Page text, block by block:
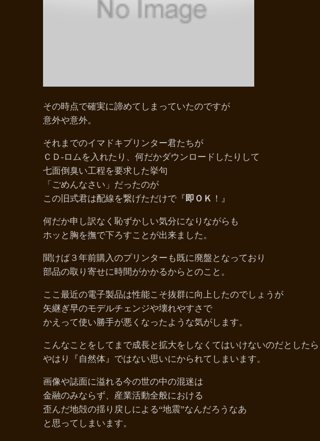
その時点で確実に諦めてしまっていたのですが
意外や意外。
それまでのイマドキプリンター君たちが
ＣＤ-ロムを入れたり、何だかダウンロードしたりして
七面倒臭い工程を要求した挙句
「ごめんなさい」だったのが
この旧式君は配線を繋げただけで『即ＯＫ ！』
何だか申し訳なく恥ずかしい気分になりながらも
ホッと胸を撫で下ろすことが出来ました。
聞けば３年前購入のプリンターも既に廃盤となっており
部品の取り寄せに時間がかかるからとのこと。
ここ最近の電子製品は性能こそ抜群に向上したのでしょうが
矢継ぎ早のモデルチェンジや壊れやすさで
かえって使い勝手が悪くなったような気がします。
こんなことをしてまで成長と拡大をしなくてはいけないのだとしたら
やはり『自然体』ではない思いにかられてしまいます。
画像や誌面に溢れる今の世の中の混迷は
金融のみならず、産業活動全般における
歪んだ地殻の揺り戻しによる“地震”なんだろうなあ
と思ってしまいます。